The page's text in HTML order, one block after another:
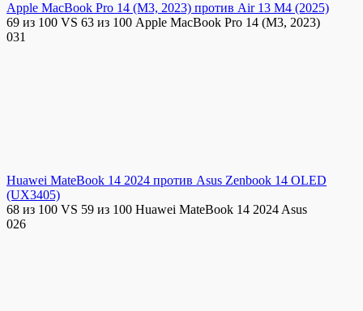
Apple MacBook Pro 14 (M3, 2023) против Air 13 M4 (2025)
69 из 100 VS 63 из 100 Apple MacBook Pro 14 (M3, 2023)
031
Huawei MateBook 14 2024 против Asus Zenbook 14 OLED
(UX3405)
68 из 100 VS 59 из 100 Huawei MateBook 14 2024 Asus
026